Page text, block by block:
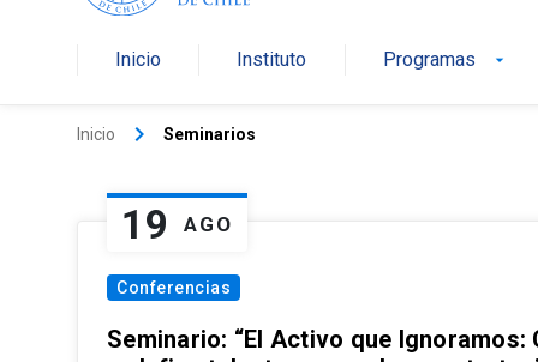
Inicio Instituto Programas arrow_drop_down
Inicio keyboard_arrow_right Seminarios
19 AGO
Conferencias
Seminario: “El Activo que